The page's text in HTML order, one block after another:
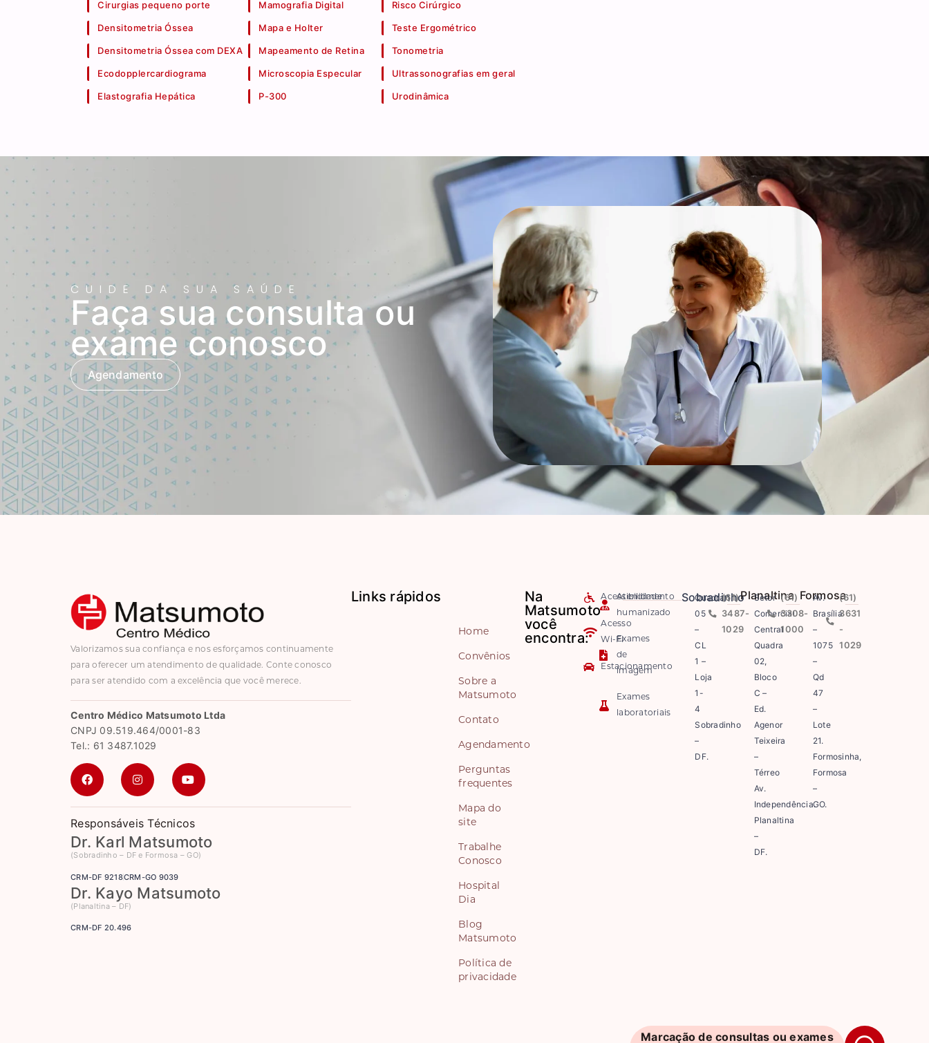
Cirurgias pequeno porte
Densitometria Óssea
Densitometria Óssea com DEXA
Ecodopplercardiograma
Elastografia Hepática
Mamografia Digital
Mapa e Holter
Mapeamento de Retina
Microscopia Especular
P-300
Risco Cirúrgico
Teste Ergométrico
Tonometria
Ultrassonografias em geral
Urodinâmica
CUIDE DA SUA SAÚDE
Faça sua consulta ou
exame conosco
Agendamento
Valorizamos sua confiança e nos esforçamos continuamente
para oferecer um atendimento de qualidade. Conte conosco
para ser atendido com a excelência que você merece.
Centro Médico Matsumoto Ltda
CNPJ 09.519.464/0001-83
Tel.: 61 3487.1029
Responsáveis Técnicos
Dr. Karl Matsumoto
(Sobradinho – DF e Formosa – GO)
CRM-DF 9218CRM-GO 9039
Dr. Kayo Matsumoto
(Planaltina – DF)
CRM-DF 20.496
Links rápidos
Home
Convênios
Sobre a
Matsumoto
Contato
Agendamento
Perguntas
frequentes
Mapa do
site
Trabalhe
Conosco
Hospital
Dia
Blog
Matsumoto
Política de
privacidade
Na
Matsumoto
você
encontra:
Acessibilidade
Acesso
Wi-Fi
Estacionamento
Atendimento
humanizado
Exames
de
imagem
Exames
laboratoriais
Sobradinho
Quadra
05
–
CL
1 –
Loja
1-
4
Sobradinho
–
DF.
(61)
3487-
1029
Planaltina
Setor
Comercial
Central
Quadra
02,
Bloco
C –
Ed.
Agenor
Teixeira
–
Térreo
Av.
Independência.
Planaltina
–
DF.
(61)
3308-
1000
Formosa
Av.
Brasília
–
1075
–
Qd
47
–
Lote
21.
Formosinha,
Formosa
–
GO.
(61)
3631
-
1029
Marcação de consultas ou exames